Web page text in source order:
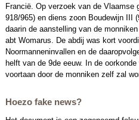
Francië. Op verzoek van de Vlaamse
918/965) en diens zoon Boudewijn III
daarin de aanstelling van de
abt Womarus. De abdij was kort
Noormanneninvallen en de
helft van de 9de eeuw. In de
voortaan door de monniken zelf zal
Hoezo fake news?